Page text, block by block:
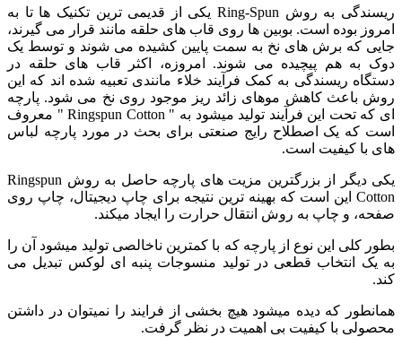
ریسندگی به روش Ring-Spun یکی از قدیمی ترین تکنیک ها تا به
امروز بوده است. بوبین ها روی قاب های حلقه مانند قرار می گیرند،
جایی که برش های نخ به سمت پایین کشیده می شوند و توسط یک
دوک به هم پیچیده می شوند. امروزه، اکثر قاب های حلقه در
دستگاه ریسندگی به کمک فرآیند خلاء مانندی تعبیه شده اند که این
روش باعث کاهش موهای زائد ریز موجود روی نخ می شود. پارچه
ای که تحت این فرآیند تولید میشود به " Ringspun Cotton " معروف
است که یک اصطلاح رایج صنعتی برای بحث در مورد پارچه لباس
های با کیفیت است.
یکی دیگر از بزرگترین مزیت های پارچه حاصل به روش Ringspun
Cotton این است که بهینه ترین نتیجه برای چاپ دیجیتال، چاپ روی
صفحه، و چاپ به روش انتقال حرارت را ایجاد میکند.
بطور کلی این نوع از پارچه که با کمترین ناخالصی تولید میشود آن را
به یک انتخاب قطعی در تولید منسوجات پنبه ای لوکس تبدیل می
کند.
همانطور که دیده میشود هیچ بخشی از فرایند را نمیتوان در داشتن
محصولی با کیفیت بی اهمیت در نظر گرفت.